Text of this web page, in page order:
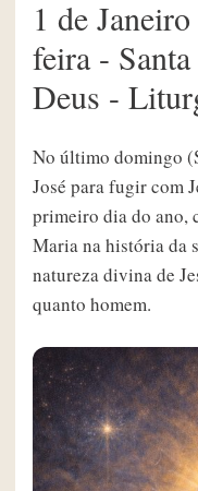
1 de
feira -
Deus -
No último domingo
José para fugir com
primeiro dia do ano,
Maria na história da
natureza divina de
quanto homem.